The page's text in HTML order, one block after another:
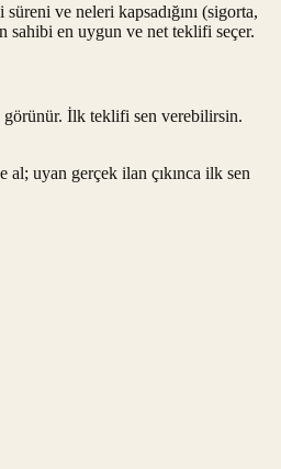
ve neleri kapsadığını (sigorta,
en uygun ve net teklifi seçer.
İlk teklifi sen verebilirsin.
uyan gerçek ilan çıkınca ilk sen